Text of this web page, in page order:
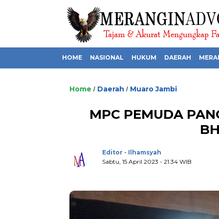
HOME NASIONAL HUKUM DAERAH
Home / Daerah / Muaro Jambi
MPC PEMUDA
Editor - Ilhamsyah
Sabtu, 15 April 2023 - 21:34 WIB